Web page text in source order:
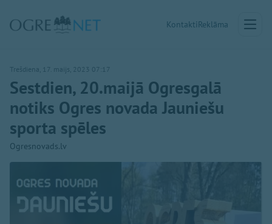
KontaktiReklāma
Trešdiena, 17. maijs, 2023 07:17
Sestdien, 20.maijā Ogresgalā
notiks Ogres novada Jauniešu
sporta spēles
Ogresnovads.lv